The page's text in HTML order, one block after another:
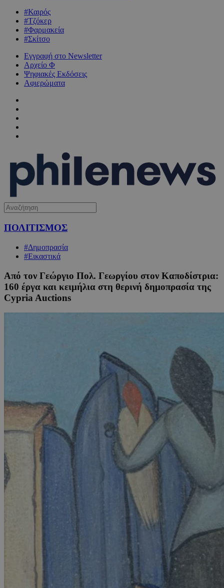
#Καιρός
#Τζόκερ
#Φαρμακεία
#Σκίτσο
Εγγραφή στο Newsletter
Αρχείο Φ
Ψηφιακές Εκδόσεις
Αφιερώματα
ΠΟΛΙΤΙΣΜΟΣ
#Δημοπρασία
#Εικαστικά
Από τον Γεώργιο Πολ. Γεωργίου στον Καποδίστρια:
160 έργα και κειμήλια στη θερινή δημοπρασία της
Cypria Auctions